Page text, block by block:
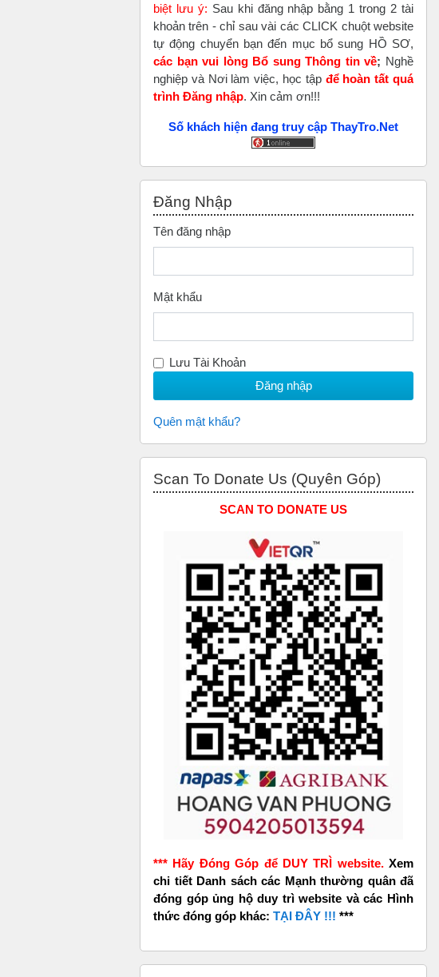
biệt lưu ý: Sau khi đăng nhập bằng 1 trong 2 tài
khoản trên - chỉ sau vài các CLICK chuột website
tự động chuyển bạn đến mục bổ sung HỒ SƠ,
các bạn vui lòng Bổ sung Thông tin về; Nghề
nghiệp và Nơi làm việc, học tập để hoàn tấtquá
trình Đăng nhập. Xin cảm ơn!!!
Số khách hiện đang truy cập ThayTro.Net
Đăng Nhập
Tên đăng nhập
Mật khẩu
Lưu Tài Khoản
Quên mật khẩu?
Scan To Donate Us (Quyên Góp)
SCAN TO DONATE US
*** Hãy Đóng Góp để DUY TRÌ website. Xem
chi tiết Danh sách các Mạnh thường quân đã
đóng góp ủng hộ duy trì website và các Hình
thức đóng góp khác: TẠI ĐÂY !!! ***